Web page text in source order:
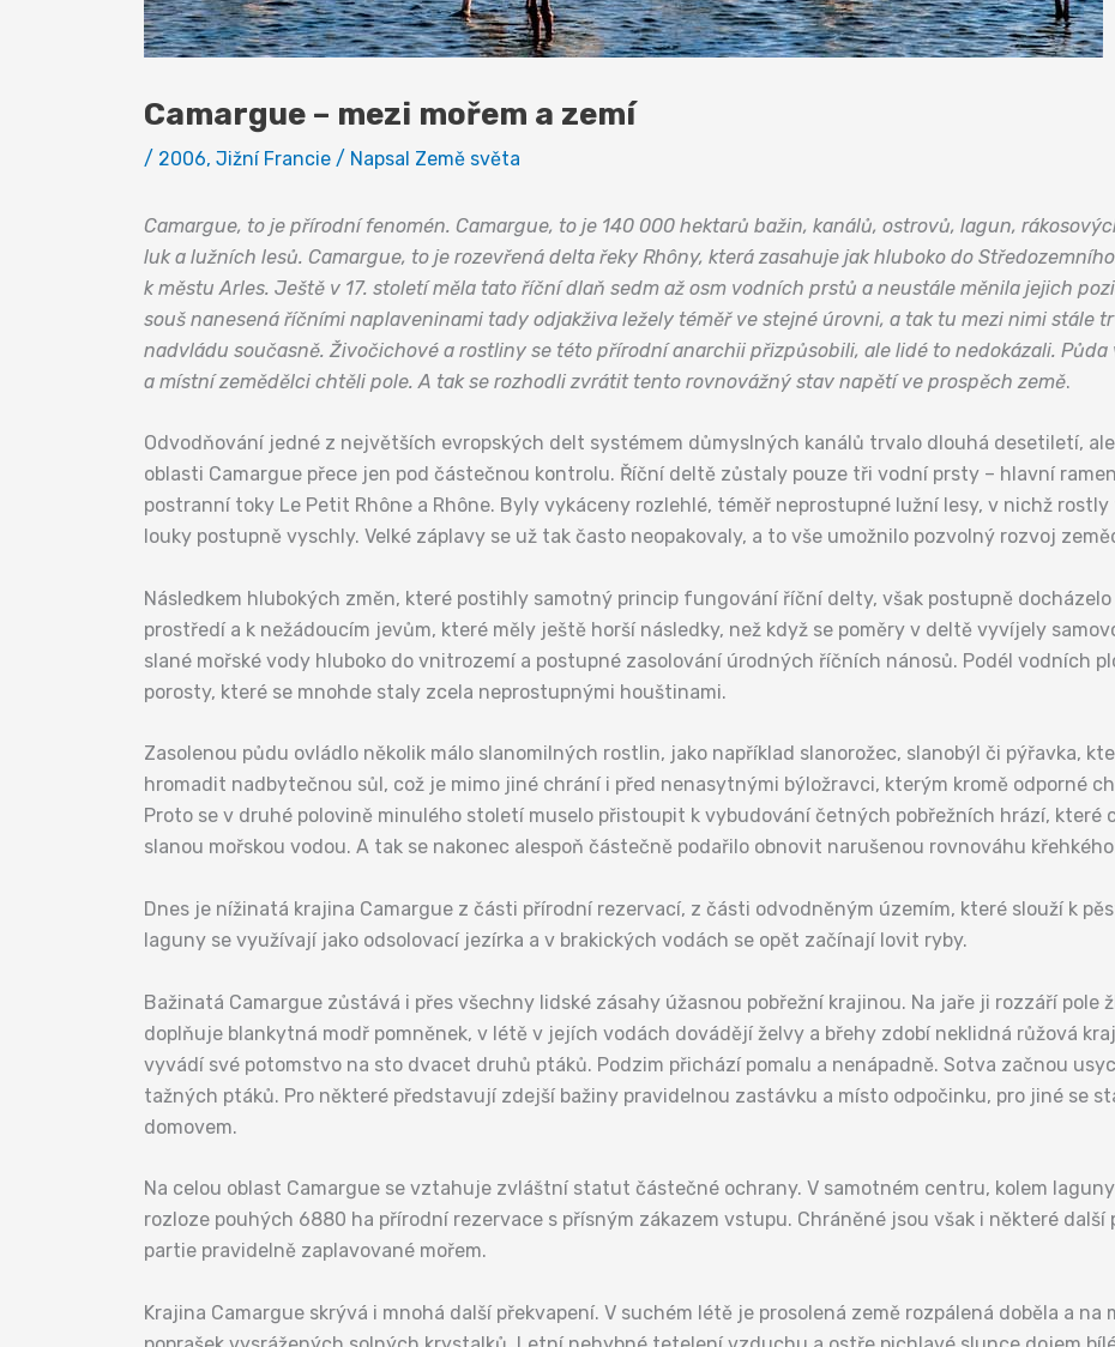
Camargue – mezi mořem a zemí
/ 2006, Jižní Francie / Napsal Země světa
Camargue, to je přírodní fenomén. Camargue, to je 140 000 hektarů bažin, kanálů, ostrovů, lagun,
luk a lužních lesů. Camargue, to je rozevřená delta řeky Rhôny, která zasahuje jak hluboko do
k městu Arles. Ještě v 17. století měla tato říční dlaň sedm až osm vodních prstů a neustále měnila jejich
souš nanesená říčními naplaveninami tady odjakživa ležely téměř ve stejné úrovni, a tak tu mezi nimi stále
nadvládu současně. Živočichové a rostliny se této přírodní anarchii přizpůsobili, ale lidé to nedokázali.
a místní zemědělci chtěli pole. A tak se rozhodli zvrátit tento rovnovážný stav napětí ve prospěch země.
Odvodňování jedné z největších evropských delt systémem důmyslných kanálů trvalo dlouhá desetiletí,
oblasti Camargue přece jen pod částečnou kontrolu. Říční deltě zůstaly pouze tři vodní prsty – hlavní
postranní toky Le Petit Rhône a Rhône. Byly vykáceny rozlehlé, téměř neprostupné lužní lesy, v nichž
louky postupně vyschly. Velké záplavy se už tak často neopakovaly, a to vše umožnilo pozvolný rozvoj
Následkem hlubokých změn, které postihly samotný princip fungování říční delty, však postupně
prostředí a k nežádoucím jevům, které měly ještě horší následky, než když se poměry v deltě vyvíjely
slané mořské vody hluboko do vnitrozemí a postupné zasolování úrodných říčních nánosů. Podél vodních
porosty, které se mnohde staly zcela neprostupnými houštinami.
Zasolenou půdu ovládlo několik málo slanomilných rostlin, jako například slanorožec, slanobýl či pýřavka,
hromadit nadbytečnou sůl, což je mimo jiné chrání i před nenasytnými býložravci, kterým kromě odporné
Proto se v druhé polovině minulého století muselo přistoupit k vybudování četných pobřežních hrází, které
slanou mořskou vodou. A tak se nakonec alespoň částečně podařilo obnovit narušenou rovnováhu
Dnes je nížinatá krajina Camargue z části přírodní rezervací, z části odvodněným územím, které slouží k
laguny se využívají jako odsolovací jezírka a v brakických vodách se opět začínají lovit ryby.
Bažinatá Camargue zůstává i přes všechny lidské zásahy úžasnou pobřežní krajinou. Na jaře ji rozzáří
doplňuje blankytná modř pomněnek, v létě v jejích vodách dovádějí želvy a břehy zdobí neklidná růžová
vyvádí své potomstvo na sto dvacet druhů ptáků. Podzim přichází pomalu a nenápadně. Sotva začnou
tažných ptáků. Pro některé představují zdejší bažiny pravidelnou zastávku a místo odpočinku, pro jiné se
domovem.
Na celou oblast Camargue se vztahuje zvláštní statut částečné ochrany. V samotném centru, kolem laguny
rozloze pouhých 6880 ha přírodní rezervace s přísným zákazem vstupu. Chráněné jsou však i některé další
partie pravidelně zaplavované mořem.
Krajina Camargue skrývá i mnohá další překvapení. V suchém létě je prosolená země rozpálená doběla a na